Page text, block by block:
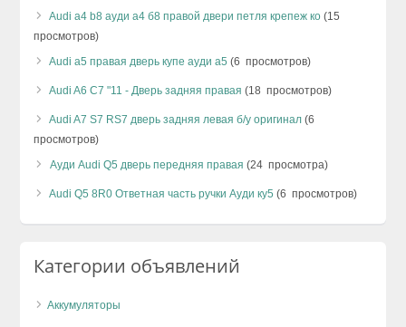
Audi a4 b8 ауди а4 б8 правой двери петля крепеж ко (15
просмотров)
Audi a5 правая дверь купе ауди а5 (6 просмотров)
Audi A6 C7 "11 - Дверь задняя правая (18 просмотров)
Audi A7 S7 RS7 дверь задняя левая б/у оригинал (6
просмотров)
Ауди Audi Q5 дверь передняя правая (24 просмотра)
Audi Q5 8R0 Ответная часть ручки Ауди ку5 (6 просмотров)
Категории объявлений
Аккумуляторы